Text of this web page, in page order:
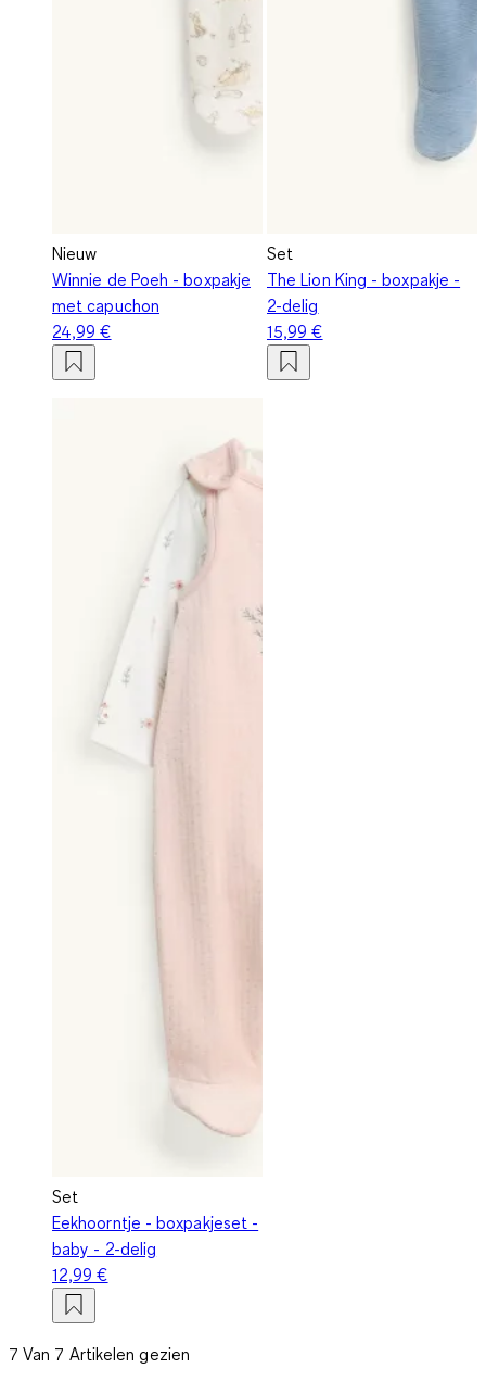
Nieuw
Winnie de Poeh - boxpakje
met capuchon
24,99 €
Set
The Lion King - boxpakje -
2-delig
15,99 €
Set
Eekhoorntje - boxpakjeset -
baby - 2-delig
12,99 €
7 Van 7 Artikelen gezien